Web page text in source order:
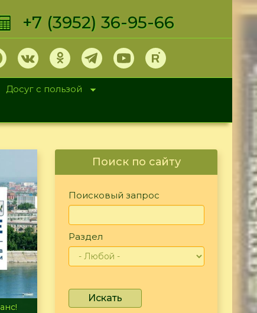
+7 (3952) 36-95-66
Досуг с пользой
Поиск по сайту
Поисковый запрос
Раздел
Искать